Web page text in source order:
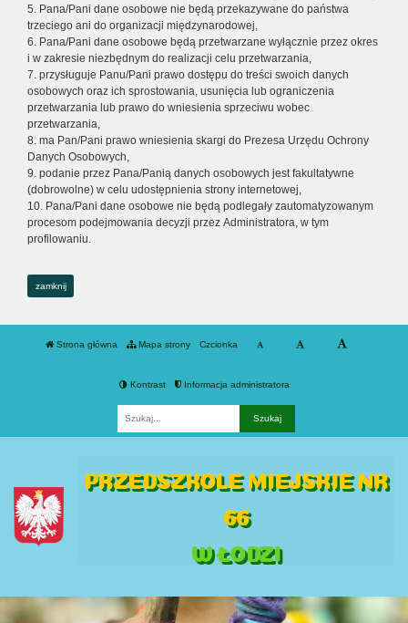
5. Pana/Pani dane osobowe nie będą przekazywane do państwa
trzeciego ani do organizacji międzynarodowej,
6. Pana/Pani dane osobowe będą przetwarzane wyłącznie przez okres
i w zakresie niezbędnym do realizacji celu przetwarzania,
7. przysługuje Panu/Pani prawo dostępu do treści swoich danych
osobowych oraz ich sprostowania, usunięcia lub ograniczenia
przetwarzania lub prawo do wniesienia sprzeciwu wobec
przetwarzania,
8. ma Pan/Pani prawo wniesienia skargi do Prezesa Urzędu Ochrony
Danych Osobowych,
9. podanie przez Pana/Panią danych osobowych jest fakultatywne
(dobrowolne) w celu udostępnienia strony internetowej,
10. Pana/Pani dane osobowe nie będą podlegały zautomatyzowanym
procesom podejmowania decyzji przez Administratora, w tym
profilowaniu.
zamknij
Strona główna Mapa strony Czcionka
Kontrast Informacja administratora
PRZEDSZKOLE MIEJSKIE NR
66
W ŁODZI